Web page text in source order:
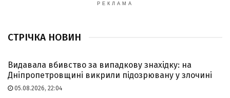
РЕКЛАМА
СТРІЧКА НОВИН
Видавала вбивство за випадкову знахідку: на
Дніпропетровщині викрили підозрювану у злочині
05.08.2026, 22:04